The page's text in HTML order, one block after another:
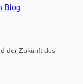
der Zukunft des